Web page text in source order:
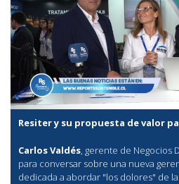
Resiter y su propuesta de valor
Carlos Valdés , gerente de Negocios
para conversar sobre una nueva
dedicada a abordar "los dolores" de la